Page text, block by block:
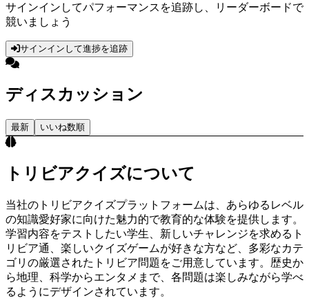
サインインしてパフォーマンスを追跡し、リーダーボードで
競いましょう
サインインして進捗を追跡
ディスカッション
最新 いいね数順
トリビアクイズについて
当社のトリビアクイズプラットフォームは、あらゆるレベル
の知識愛好家に向けた魅力的で教育的な体験を提供します。
学習内容をテストしたい学生、新しいチャレンジを求めるト
リビア通、楽しいクイズゲームが好きな方など、多彩なカテ
ゴリの厳選されたトリビア問題をご用意しています。歴史か
ら地理、科学からエンタメまで、各問題は楽しみながら学べ
るようにデザインされています。